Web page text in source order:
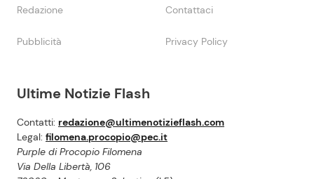
Ultime Notizie Flash
Contatti: redazione@ultimenotizieflash.com
Legal: filomena.procopio@pec.it
Purple di Procopio Filomena
Via Della Libertà, 106
Redazione Contattaci
Pubblicità Privacy Policy